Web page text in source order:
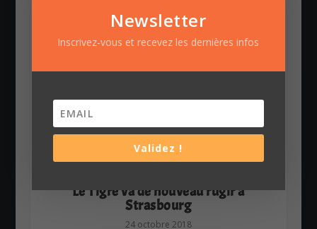
ans d’âge
7 décembre 2011
Le Tigre va de nouveau rugir à
Strasbourg
24 octobre 2018
Newsletter
Inscrivez-vous et recevez les dernières infos
Validez !